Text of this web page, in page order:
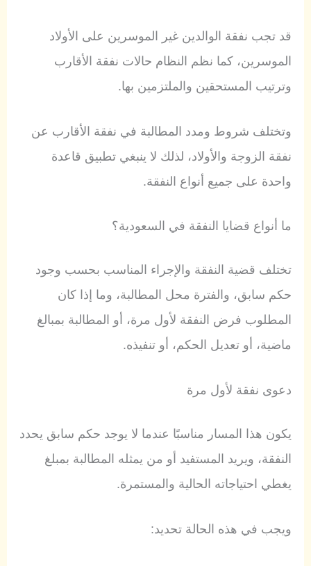
قد تجب نفقة الوالدين غير الموسرين على الأولاد
الموسرين، كما نظم النظام حالات نفقة الأقارب
وترتيب المستحقين والملتزمين بها.
وتختلف شروط ومدد المطالبة في نفقة الأقارب عن
نفقة الزوجة والأولاد، لذلك لا ينبغي تطبيق قاعدة
واحدة على جميع أنواع النفقة.
ما أنواع قضايا النفقة في السعودية؟
تختلف قضية النفقة والإجراء المناسب بحسب وجود
حكم سابق، والفترة محل المطالبة، وما إذا كان
المطلوب فرض النفقة لأول مرة، أو المطالبة بمبالغ
ماضية، أو تعديل الحكم، أو تنفيذه.
دعوى نفقة لأول مرة
يكون هذا المسار مناسبًا عندما لا يوجد حكم سابق يحدد
النفقة، ويريد المستفيد أو من يمثله المطالبة بمبلغ
يغطي احتياجاته الحالية والمستمرة.
ويجب في هذه الحالة تحديد: